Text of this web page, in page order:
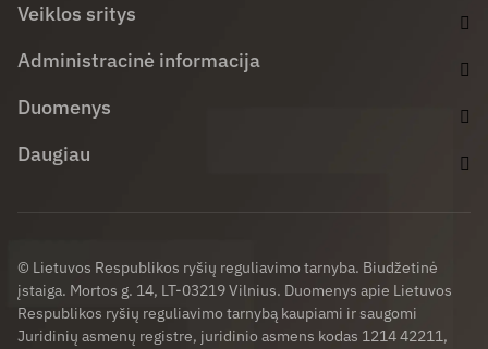
Veiklos sritys
Administracinė informacija
Duomenys
Daugiau
© Lietuvos Respublikos ryšių reguliavimo tarnyba. Biudžetinė
įstaiga. Mortos g. 14, LT-03219 Vilnius. Duomenys apie Lietuvos
Respublikos ryšių reguliavimo tarnybą kaupiami ir saugomi
Juridinių asmenų registre, juridinio asmens kodas 1214 42211,